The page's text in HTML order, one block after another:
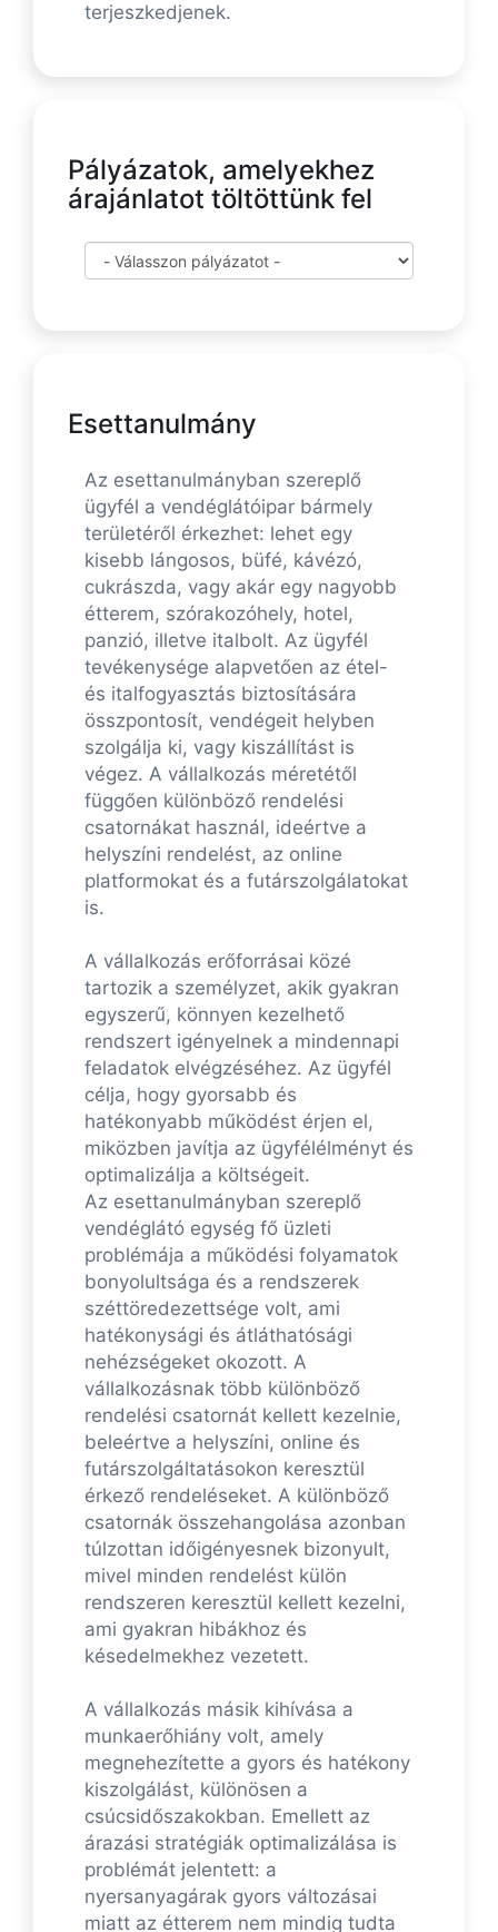
terjeszkedjenek.
Pályázatok, amelyekhez
árajánlatot töltöttünk fel
Esettanulmány
Az esettanulmányban szereplő
ügyfél a vendéglátóipar bármely
területéről érkezhet: lehet egy
kisebb lángosos, büfé, kávézó,
cukrászda, vagy akár egy nagyobb
étterem, szórakozóhely, hotel,
panzió, illetve italbolt. Az ügyfél
tevékenysége alapvetően az étel-
és italfogyasztás biztosítására
összpontosít, vendégeit helyben
szolgálja ki, vagy kiszállítást is
végez. A vállalkozás méretétől
függően különböző rendelési
csatornákat használ, ideértve a
helyszíni rendelést, az online
platformokat és a futárszolgálatokat
is.
A vállalkozás erőforrásai közé
tartozik a személyzet, akik gyakran
egyszerű, könnyen kezelhető
rendszert igényelnek a mindennapi
feladatok elvégzéséhez. Az ügyfél
célja, hogy gyorsabb és
hatékonyabb működést érjen el,
miközben javítja az ügyfélélményt és
optimalizálja a költségeit.
Az esettanulmányban szereplő
vendéglátó egység fő üzleti
problémája a működési folyamatok
bonyolultsága és a rendszerek
széttöredezettsége volt, ami
hatékonysági és átláthatósági
nehézségeket okozott. A
vállalkozásnak több különböző
rendelési csatornát kellett kezelnie,
beleértve a helyszíni, online és
futárszolgáltatásokon keresztül
érkező rendeléseket. A különböző
csatornák összehangolása azonban
túlzottan időigényesnek bizonyult,
mivel minden rendelést külön
rendszeren keresztül kellett kezelni,
ami gyakran hibákhoz és
késedelmekhez vezetett.
A vállalkozás másik kihívása a
munkaerőhiány volt, amely
megnehezítette a gyors és hatékony
kiszolgálást, különösen a
csúcsidőszakokban. Emellett az
árazási stratégiák optimalizálása is
problémát jelentett: a
nyersanyagárak gyors változásai
miatt az étterem nem mindig tudta